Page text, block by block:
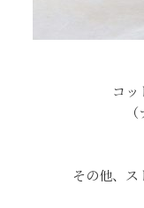
コッ
その他、ス